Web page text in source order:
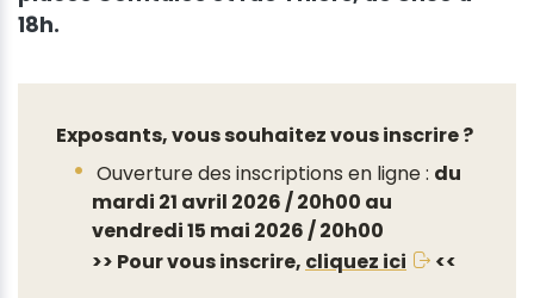
18h.
Exposants, vous souhaitez vous inscrire ?
Ouverture des inscriptions en ligne : du
mardi 21 avril 2026 / 20h00 au
vendredi 15 mai 2026 / 20h00
>> Pour vous inscrire, cliquez ici <<